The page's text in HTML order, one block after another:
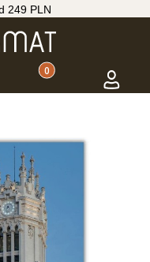
249 PLN
Produkty w koszyku:
Koszyk Zaloguj